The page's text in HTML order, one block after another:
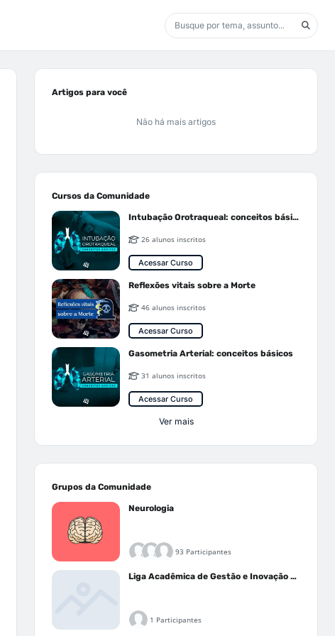
Artigos para você
Não há mais artigos
Cursos da Comunidade
Intubação Orotraqueal: conceitos básicos
26 alunos inscritos
Acessar Curso
Reflexões vitais sobre a Morte
46 alunos inscritos
Acessar Curso
Gasometria Arterial: conceitos básicos
31 alunos inscritos
Acessar Curso
Ver mais
Grupos da Comunidade
Neurologia
93 Participantes
Liga Acadêmica de Gestão e Inovação Médica - LAGIM
1 Participantes